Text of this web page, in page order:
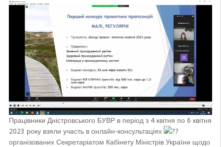
Працівники Дністровського БУВР в період з 4 квітня по 6 квітня
2023 року взяли участь в онлайн-консультаціях
організованих Секретаріатом Кабінету Міністрів України щодо